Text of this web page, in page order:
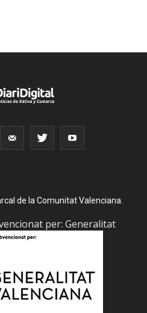
de la Comunitat Valenciana.
per: Generalitat